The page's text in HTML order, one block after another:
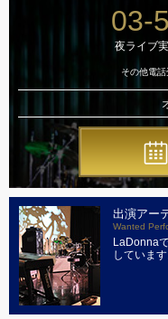
03-
夜ライブ
その他電
出演アー
Wanted
LaDonna
しています